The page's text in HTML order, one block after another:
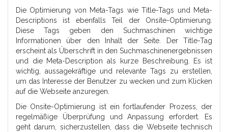
Die Optimierung von Meta-Tags wie Title-Tags und Meta-
Descriptions ist ebenfalls Teil der Onsite-Optimierung.
Diese Tags geben den Suchmaschinen wichtige
Informationen über den Inhalt der Seite. Der Title-Tag
erscheint als Überschrift in den Suchmaschinenergebnissen
und die Meta-Description als kurze Beschreibung. Es ist
wichtig, aussagekräftige und relevante Tags zu erstellen,
um das Interesse der Benutzer zu wecken und zum Klicken
auf die Webseite anzuregen.
Die Onsite-Optimierung ist ein fortlaufender Prozess, der
regelmäßige Überprüfung und Anpassung erfordert. Es
geht darum, sicherzustellen, dass die Webseite technisch